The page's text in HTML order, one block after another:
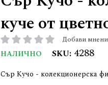
куче от
рейтинг: Добави
НАЛИЧНО SKU 4288
Сър Кучо - колекционерска